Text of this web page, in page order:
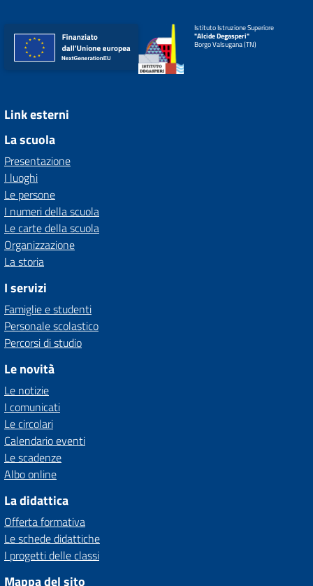
Istituto Istruzione Superiore
"Alcide Degasperi"
Borgo Valsugana (TN)
Link esterni
La scuola
Presentazione
I luoghi
Le persone
I numeri della scuola
Le carte della scuola
Organizzazione
La storia
I servizi
Famiglie e studenti
Personale scolastico
Percorsi di studio
Le novità
Le notizie
I comunicati
Le circolari
Calendario eventi
Le scadenze
Albo online
La didattica
Offerta formativa
Le schede didattiche
I progetti delle classi
Mappa del sito